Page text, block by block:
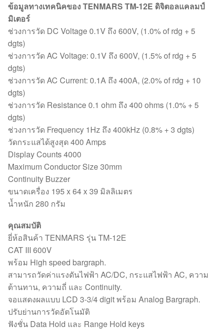
ข้อมูลทางเทคนิคของ TENMARS TM-12E ดิจิตอลแคลมป์
มิเตอร์
ช่วงการวัด DC Voltage 0.1V ถึง 600V, (1.0% of rdg + 5
dgts)
ช่วงการวัด AC Voltage: 0.1V ถึง 600V, (1.5% of rdg + 5
dgts)
ช่วงการวัด AC Current: 0.1A ถึง 400A, (2.0% of rdg + 10
dgts)
ช่วงการวัด Resistance 0.1 ohm ถึง 400 ohms (1.0% + 5
dgts)
ช่วงการวัด Frequency 1Hz ถึง 400kHz (0.8% + 3 dgts)
วัดกระแสได้สูงสุด 400 Amps
Display Counts 4000
Maximum Conductor Size 30mm
Continuity Buzzer
ขนาดเครื่อง 195 x 64 x 39 มิลลิเมตร
น้ำหนัก 280 กรัม
คุณสมบัติ
ยี่ห้อสินค้า TENMARS รุ่น TM-12E
CAT III 600V
พร้อม High speed bargraph.
สามารถวัดค่าแรงดันไฟฟ้า AC/DC, กระแสไฟฟ้า AC, ความ
ต้านทาน, ความถี่ และ Continuity.
จอแสดงผลแบบ LCD 3-3/4 digit พร้อม Analog Bargraph.
ปรับย่านการวัดอัตโนมัติ
ฟังชั่น Data Hold และ Range Hold keys